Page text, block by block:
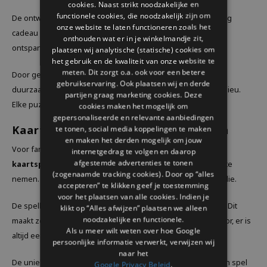
De ontwerpen zijn uniek en kleurrijk. Ze vormen een prachtig
cadeau voor puzzelliefhebbers. Gebruik de puzzels om te
ontspannen na een drukke dag.
Door gebruik vangerecyclede materialenzijn de puzzels
duurzaam. Dit maakt ze extra bijzonder en goed voor het milieu.
Elke puzzel is een klein kunstwerk voor in huis.
Kaartspellen voor Gezellige Avonden
Voor fans van spelletjes biedtBubblegum Stufspeelse
kaartspellen
. Deze spellen zijn compact en makkelijk mee te
nemen. Ideaal voor gezellige avonden met vrienden of familie.
De spellen hebben eenvoudige regels en zijn snel te leren. Dit
maakt ze geschikt voor alle leeftijden. Van strategie tot humor, er is
altijd een spel dat past.
De unieke ontwerpen maken elk kaartspel speciaal. Kies een spel
ENGLISH
cookies. Naast strikt noodzakelijke en
functionele cookies, die noodzakelijk zijn om
onze website te laten functioneren zoals het
onthouden wat er in je winkelmandje zit,
plaatsen wij analytische (statische) cookies om
het gebruik en de kwaliteit van onze website te
meten. Dit zorgt o.a. ook voor een betere
gebruikservaring. Ook plaatsen wij en derde
partijen graag marketing cookies. Deze
cookies maken het mogelijk om
gepersonaliseerde en relevante aanbiedingen
te tonen, social media koppelingen te maken
en maken het derden mogelijk om jouw
internetgedrag te volgen en daarop
afgestemde advertenties te tonen
(zogenaamde tracking cookies). Door op “alles
accepteren” te klikken geef je toestemming
voor het plaatsen van alle cookies. Indien je
klikt op “Alles afwijzen” plaatsen we alleen
noodzakelijke en functionele.
Als u meer wilt weten over hoe Google
persoonlijke informatie verwerkt, verwijzen wij
naar het
Google Privacy Beleid.